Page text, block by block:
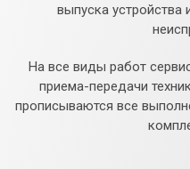
выпуска устройства
На все виды работ
приема-передачи
прописываются все